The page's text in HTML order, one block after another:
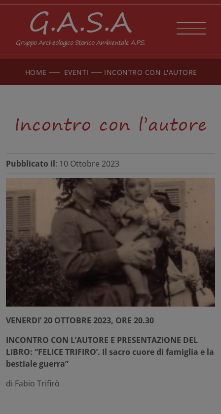
G.A.S.A
Gruppo Archeologico Storico Ambientale A.P.S.
HOME EVENTI INCONTRO CON L'AUTORE
Incontro con l’autore
Pubblicato il: 10 Ottobre 2023
VENERDI’ 20 OTTOBRE 2023, ORE 20.30
INCONTRO CON L’AUTORE E PRESENTAZIONE DEL
LIBRO: “FELICE TRIFIRO’. Il sacro cuore di famiglia e la
bestiale guerra”
di Fabio Trifirò